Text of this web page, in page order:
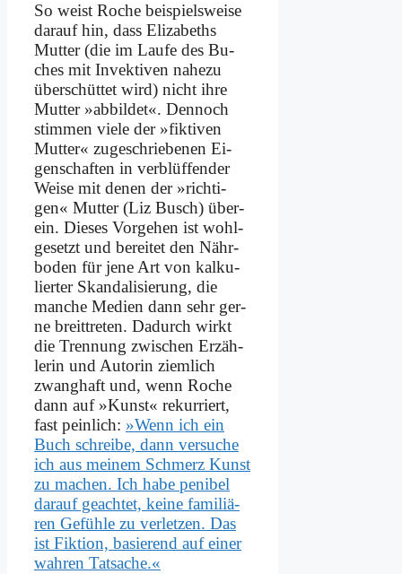
So weist Ro­che bei­spiels­wei­se
dar­auf hin, dass Eliza­beths
Mut­ter (die im Lau­fe des Bu­
ches mit In­vek­ti­ven na­he­zu
über­schüt­tet wird) nicht ih­re
Mut­ter »ab­bil­det«. Den­noch
stim­men vie­le der »fik­ti­ven
Mut­ter« zu­ge­schrie­be­nen Ei­
gen­schaf­ten in ver­blüf­fen­der
Wei­se mit de­nen der »rich­ti­
gen« Mut­ter (Liz Busch) über­
ein. Die­ses Vor­ge­hen ist wohl­
ge­setzt und be­rei­tet den Nähr­
bo­den für je­ne Art von kal­ku­
lier­ter Skan­da­li­sie­rung, die
man­che Me­di­en dann sehr ger­
ne breit­tre­ten. Da­durch wirkt
die Tren­nung zwi­schen Er­zäh­
le­rin und Au­torin ziem­lich
zwang­haft und, wenn Ro­che
dann auf »Kunst« re­kur­riert,
fast pein­lich: »Wenn ich ein
Buch schrei­be, dann ver­su­che
ich aus mei­nem Schmerz Kunst
zu ma­chen. Ich ha­be pe­ni­bel
dar­auf ge­ach­tet, kei­ne fa­mi­liä­
ren Ge­füh­le zu ver­let­zen. Das
ist Fik­ti­on, ba­sie­rend auf ei­ner
wah­ren Tat­sa­che.«